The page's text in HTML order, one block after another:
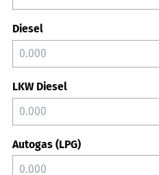
Diesel
LKW Diesel
Autogas (LPG)